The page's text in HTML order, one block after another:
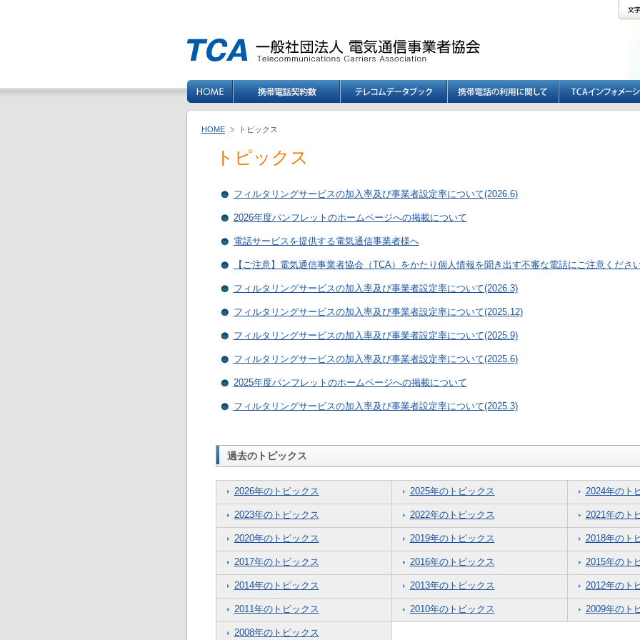
HOME トピックス
トピックス
フィルタリングサービスの加入率及び事業者設定率について(2026.6)
2026年度パンフレットのホームページへの掲載について
電話サービスを提供する電気通信事業者様へ
【ご注意】電気通信事業者協会（TCA）をかたり個人情報を聞き出す不審な電話にご注意くださ
フィルタリングサービスの加入率及び事業者設定率について(2026.3)
フィルタリングサービスの加入率及び事業者設定率について(2025.12)
フィルタリングサービスの加入率及び事業者設定率について(2025.9)
フィルタリングサービスの加入率及び事業者設定率について(2025.6)
2025年度パンフレットのホームページへの掲載について
フィルタリングサービスの加入率及び事業者設定率について(2025.3)
過去のトピックス
2026年のトピックス 2025年のトピックス 2024年のト
2023年のトピックス 2022年のトピックス 2021年のト
2020年のトピックス 2019年のトピックス 2018年のト
2017年のトピックス 2016年のトピックス 2015年のト
2014年のトピックス 2013年のトピックス 2012年のト
2011年のトピックス 2010年のトピックス 2009年のト
2008年のトピックス